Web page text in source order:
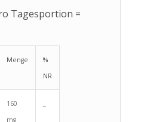
Tagesportion =
Menge
%
NR
160
mg